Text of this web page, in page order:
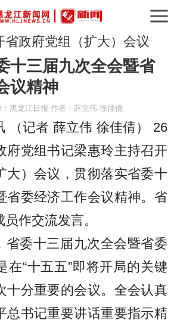
省政府党组（扩大）会议
十三届九次全会暨省
议精神
黑龙江日报 作者：薛立伟 徐佳倩
（记者 薛立伟 徐佳倩）
26
府党组书记梁惠玲主持召开
大）会议，贯彻落实省委十
省委经济工作会议精神。省
作交流发言。
省委十三届九次全会暨省委
在“十五五”即将开局的关键
十分重要的会议。全会认真
总书记重要讲话重要指示精